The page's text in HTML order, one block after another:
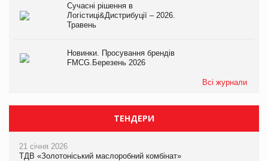
Сучасні рішення в
Логістиці&Дистрибуції – 2026.
Травень
Новинки. Просування брендів
FMCG.Березень 2026
Всі журнали
ТЕНДЕРИ
21 січня 2026
ТДВ «Золотоніський маслоробний комбінат»